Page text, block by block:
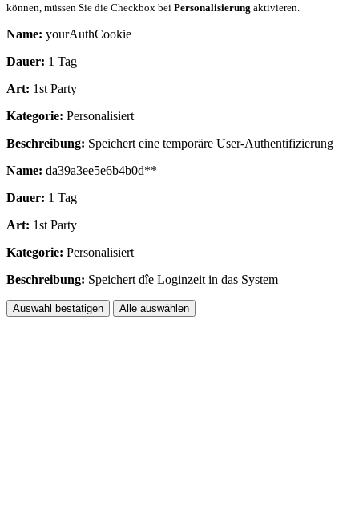
können, müssen Sie die Checkbox bei Personalisierung aktivieren.
Name: yourAuthCookie
Dauer: 1 Tag
Art: 1st Party
Kategorie: Personalisiert
Beschreibung: Speichert eine temporäre User-Authentifizierung
Name: da39a3ee5e6b4b0d**
Dauer: 1 Tag
Art: 1st Party
Kategorie: Personalisiert
Beschreibung: Speichert dîe Loginzeit in das System
Auswahl bestätigen Alle auswählen